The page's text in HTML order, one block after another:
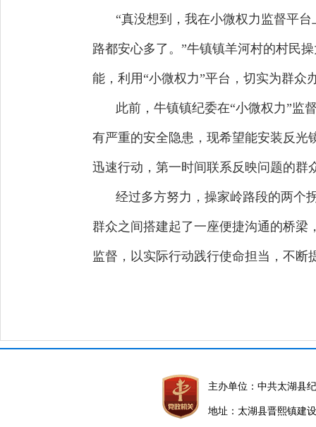
“真没想到，我在小微权力监督平
路都安心多了。”牛镇镇羊河村的村民
能，利用“小微权力”平台，切实为群众
此前，牛镇镇纪委在“小微权力”监
有严重的安全隐患，现希望能安装反光
迅速行动，第一时间联系反映问题的群
经过多方努力，操家岭路段的两个
群众之间搭建起了一座便捷沟通的桥梁
监督，以实际行动践行使命担当，不
主办单位：中共太湖县
地址：太湖县晋熙镇建